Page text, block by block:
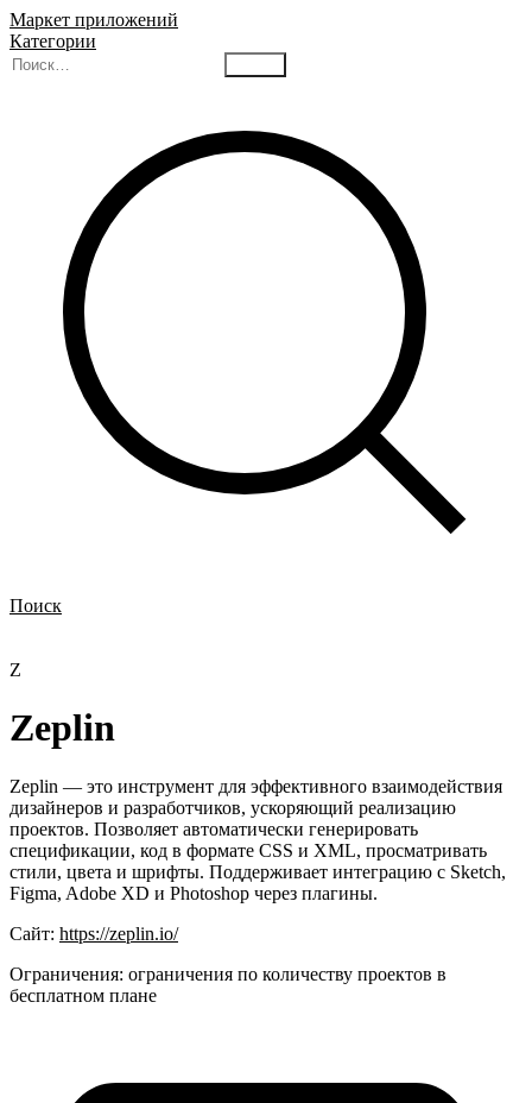
Маркет приложений
Категории
Поиск
Z
Zeplin
Zeplin — это инструмент для эффективного взаимодействия
дизайнеров и разработчиков, ускоряющий реализацию
проектов. Позволяет автоматически генерировать
спецификации, код в формате CSS и XML, просматривать
стили, цвета и шрифты. Поддерживает интеграцию с Sketch,
Figma, Adobe XD и Photoshop через плагины.
Сайт: https://zeplin.io/
Ограничения: ограничения по количеству проектов в
бесплатном плане